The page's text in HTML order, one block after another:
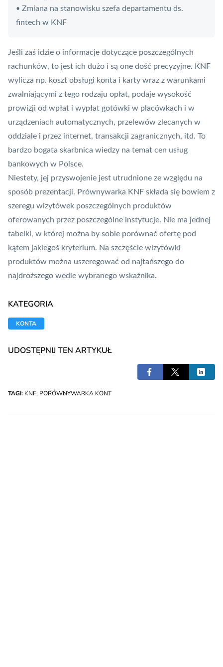
• Zmiana na stanowisku szefa departamentu ds.
fintech w KNF
Jeśli zaś idzie o informacje dotyczące poszczególnych
rachunków, to jest ich dużo i są one dość precyzyjne. KNF
wylicza np. koszt obsługi konta i karty wraz z warunkami
zwalniającymi z tego rodzaju opłat, podaje wysokość
prowizji od wpłat i wypłat gotówki w placówkach i w
urządzeniach automatycznych, przelewów zlecanych w
oddziale i przez internet, transakcji zagranicznych, itd. To
bardzo bogata skarbnica wiedzy na temat cen usług
bankowych w Polsce.
Niestety, jej przyswojenie jest utrudnione ze względu na
sposób prezentacji. Prównywarka KNF składa się bowiem z
szeregu wizytówek poszczególnych produktów
oferowanych przez poszczególne instytucje. Nie ma jednej
tabelki, w której można by sobie porównać ofertę pod
kątem jakiegoś kryterium. Na szczęście wizytówki
produktów można uszeregować od najtańszego do
najdroższego wedle wybranego wskaźnika.
KATEGORIA
KONTA
UDOSTĘPNIJ TEN ARTYKUŁ
TAGI: KNF, PORÓWNYWARKA KONT